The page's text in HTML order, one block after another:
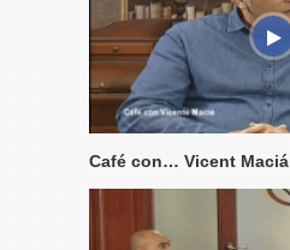
Café con… Vicent Maciá